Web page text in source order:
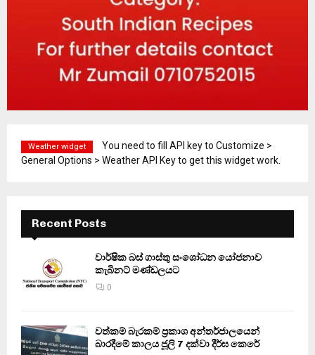
Weather widget
You need to fill API key to Customize >
General Options > Weather API Key to get this widget work.
Recent Posts
වාර්ෂික බස් ගාස්තු සංශෝධන යෝජනාව
කැබිනට් මණ්ඩලයට
0
වත්කම් බැරකම් ප්‍රකාශ අන්තර්ජාලයෙන්
බාරදීමේ කාලය ජූලි 7 දක්වා දීර්ඝ කෙරේ